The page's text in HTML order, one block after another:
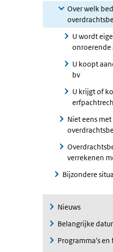
Over welk
U wordt
onroerende
U koopt
bv
U krijgt of
Niet eens met
verrekenen
Bijzondere
Nieuws
Belangrijke
Programma's